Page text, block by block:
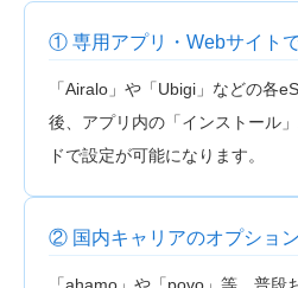
① 専用アプリ・Webサイト
「Airalo」や「Ubigi」などの各
後、アプリ内の「インストール
ドで設定が可能になります。
② 国内キャリアのオプショ
「ahamo」や「povo」等、普段